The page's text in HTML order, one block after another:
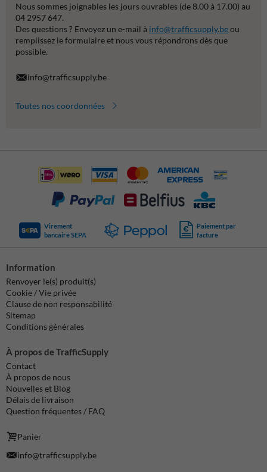
Nous sommes joignables les jours ouvrables (de 8.00 à 17.00) au
04 2957 647.
Des questions ? Envoyez un e-mail à info@trafficsupply.beou
remplissez le formulaire et nous vous répondrons dès que
possible.
info@trafficsupply.be
Toutes nos coordonnées
Virement
bancaire SEPA
Paiement par
facture
Information
Renvoyer le(s) produit(s)
Cookie / Vie privée
Clause de non responsabilité
Sitemap
Conditions générales
À propos de TrafficSupply
Contact
À propos de nous
Nouvelles et Blog
Délais de livraison
Question fréquentes / FAQ
Panier
info@trafficsupply.be